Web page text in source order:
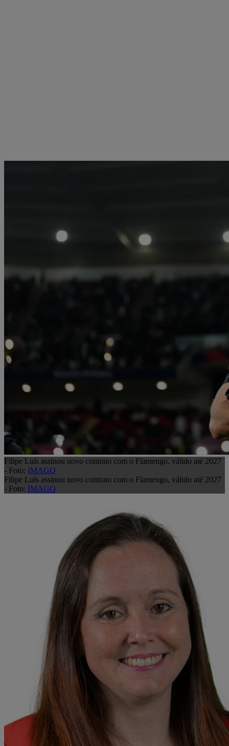
Filipe Luís assinou novo contrato com o Flamengo, válido até 2027
- Foto: IMAGO
Filipe Luís assinou novo contrato com o Flamengo, válido até 2027
- Foto: IMAGO